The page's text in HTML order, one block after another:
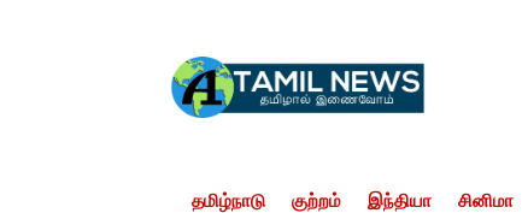
தமிழ்நாடு குற்றம் இந்தியா சினிமா